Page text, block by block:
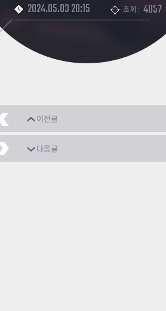
2024.05.03 20:15 조회 : 4057
이전글
듀베건 올스킨 ㅍ
다음글